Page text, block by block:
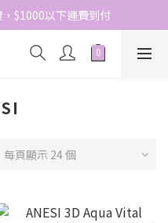
價於結帳時自動扣減
$1000以下運費到付
價於結帳時自動扣減
每頁顯示 24 個